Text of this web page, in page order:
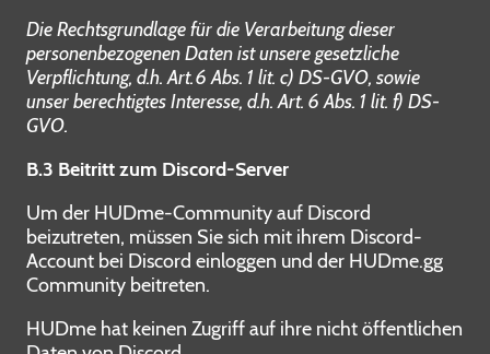
Die Rechtsgrundlage für die Verarbeitung dieser
personenbezogenen Daten ist unsere gesetzliche
Verpflichtung, d.h. Art. 6 Abs. 1 lit. c) DS-GVO, sowie
unser berechtigtes Interesse, d.h. Art. 6 Abs. 1 lit. f) DS-
GVO.
B.3 Beitritt zum Discord-Server
Um der HUDme-Community auf Discord
beizutreten, müssen Sie sich mit ihrem Discord-
Account bei Discord einloggen und der HUDme.gg
Community beitreten.
HUDme hat keinen Zugriff auf ihre nicht öffentlichen